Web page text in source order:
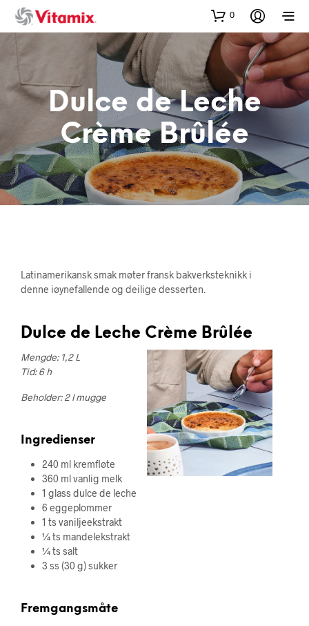
0
Dulce de Leche
Crème Brûlée
Latinamerikansk smak møter fransk bakverksteknikk i
denne iøynefallende og deilige desserten.
Dulce de Leche Crème Brûlée
Mengde: 1,2 L
Tid: 6 h
Beholder: 2 l mugge
Ingredienser
240 ml kremfløte
360 ml vanlig melk
1 glass dulce de leche
6 eggeplommer
1 ts vaniljeekstrakt
¼ ts mandelekstrakt
¼ ts salt
3 ss (30 g) sukker
Fremgangsmåte